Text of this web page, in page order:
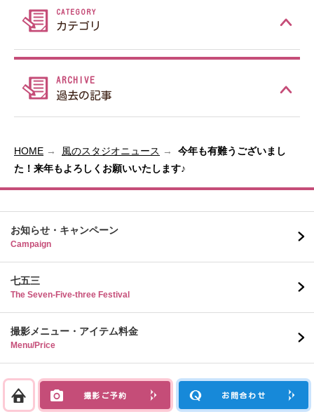
カテゴリ
過去の記事
HOME 風のスタジオニュース
今年も有難うございまし
た！来年もよろしくお願いいたします♪
お知らせ・キャンペーン
Campaign
七五三
The Seven-Five-three Festival
撮影メニュー・アイテム料金
Menu/Price
フォトギャラリー
Gallery 撮影ご予約 お問合わせ